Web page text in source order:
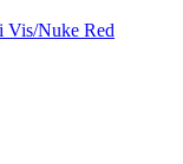
Nuke Red